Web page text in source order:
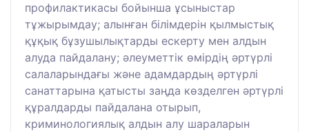
профилактикасы бойынша ұсыныстар
тұжырымдау; алынған білімдерін қылмыстық
құқық бұзушылықтарды ескерту мен алдын
алуда пайдалану; әлеуметтік өмірдің әртүрлі
салаларындағы және адамдардың әртүрлі
санаттарына қатысты заңда көзделген әртүрлі
құралдарды пайдалана отырып,
криминологиялық алдын алу шараларын